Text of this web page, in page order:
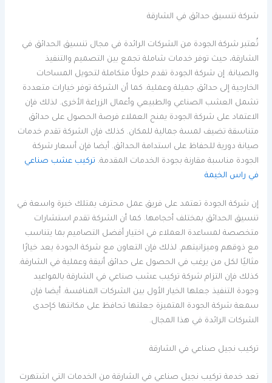
شركة تنسيق حدائق في الشارقة
تُعتبر شركة الجودة من الشركات الرائدة في مجال تنسيق الحدائق في
الشارقة، حيث توفر خدمات شاملة تجمع بين التصميم والتنفيذ
والصيانة. إن شركة الجودة تقدم حلولًا متكاملة لتحويل المساحات
الخارجية إلى حدائق جميلة وعملية. كما أن الشركة توفر خيارات متعددة
تشمل العشب الصناعي والطبيعي وأعمال الزراعة الأخرى. لذلك فإن
الاعتماد على شركة الجودة يمنح العملاء فرصة الحصول على حدائق
متناسقة تضيف لمسة جمالية للمكان. كذلك فإن الشركة تقدم خدمات
صيانة دورية للحفاظ على استدامة الحدائق. أيضا فإن أسعار شركة
الجودة مناسبة مقارنة بجودة الخدمات المقدمة. تركيب عشب صناعي
في راس الخيمة
إن شركة الجودة تعتمد على فريق عمل محترف يمتلك خبرة واسعة في
تنسيق الحدائق بمختلف أحجامها. كما أن الشركة تقدم استشارات
متخصصة لمساعدة العملاء في اختيار أفضل التصاميم بما يتناسب
مع ذوقهم وميزانيتهم. لذلك فإن التعاون مع شركة الجودة يعد خيارًا
مثاليًا لكل من يرغب في الحصول على حدائق أنيقة وعملية في الشارقة.
كذلك فإن التزام شركة تركيب عشب صناعي في الشارقة بالمواعيد
وجودة التنفيذ جعلها الخيار الأول بين الشركات المنافسة. أيضا فإن
سمعة شركة الجودة المتميزة جعلتها تحافظ على مكانتها كإحدى
الشركات الرائدة في هذا المجال.
تركيب نجيل صناعي في الشارقة
تعد خدمة تركيب نجيل صناعي في الشارقة من الخدمات التي اشتهرت